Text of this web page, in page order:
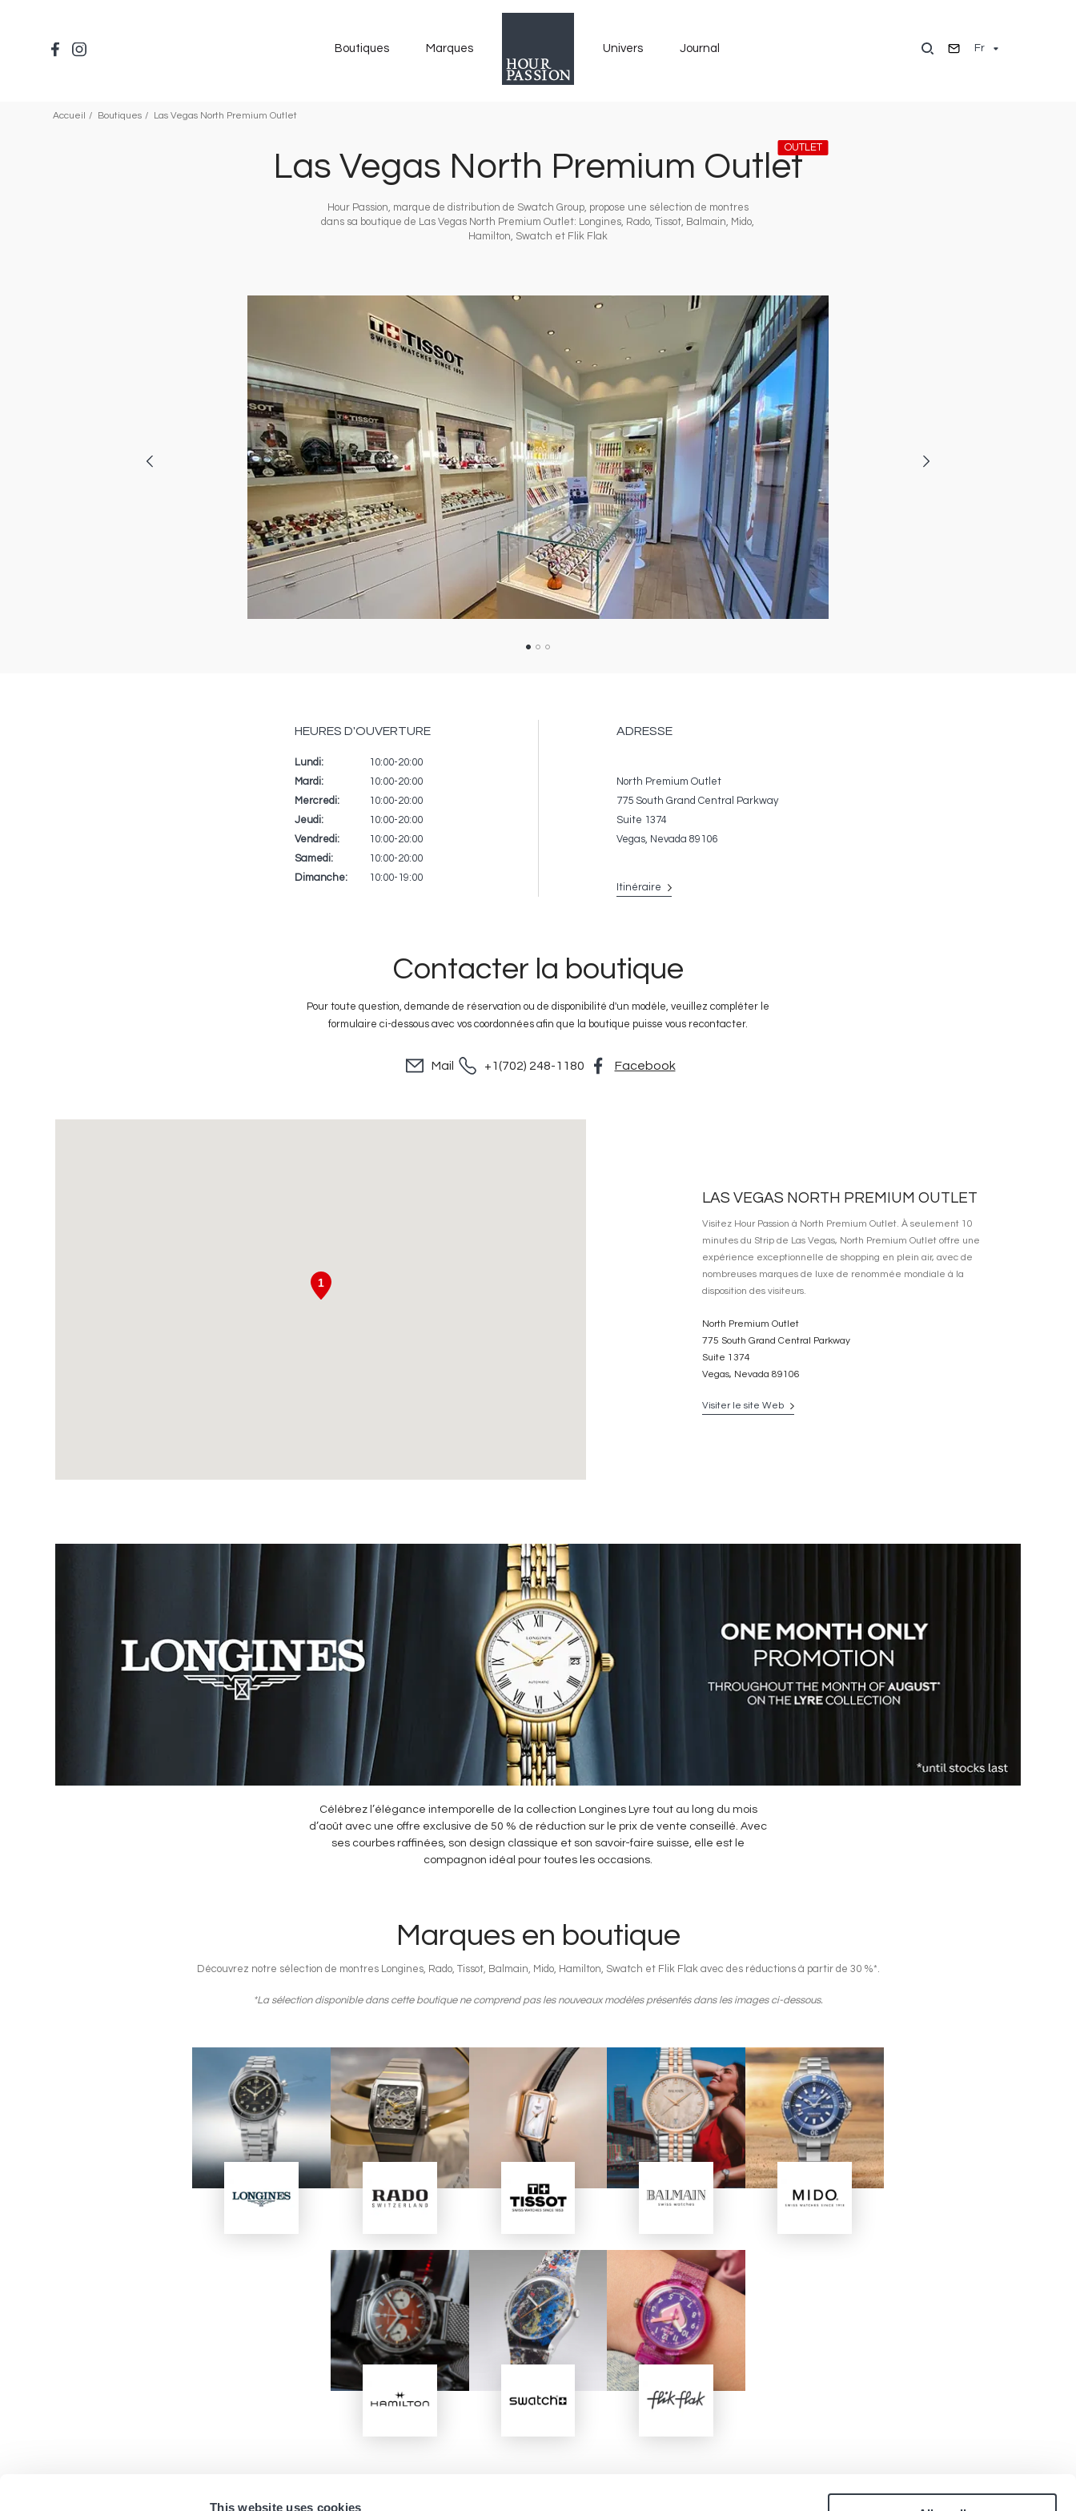
This website uses cookies
Fr
Boutiques Marques Univers Journal
Accueil Boutiques Las Vegas North Premium Outlet
Las Vegas North Premium Outlet
OUTLET
Hour Passion, marque de distribution de Swatch Group, propose une sélection de montres
dans sa boutique de Las Vegas North Premium Outlet: Longines, Rado, Tissot, Balmain, Mido,
Hamilton, Swatch et Flik Flak
HEURES D'OUVERTURE
Jour
Plage
horaire
Commentaire
Lundi:
10:00-20:00
Mardi:
10:00-20:00
Mercredi:
10:00-20:00
Jeudi:
10:00-20:00
Vendredi:
10:00-20:00
Samedi:
10:00-20:00
Dimanche:
10:00-19:00
ADRESSE
North Premium Outlet
775 South Grand Central Parkway
Suite 1374
Vegas, Nevada 89106
Itinéraire
Contacter la boutique
Pour toute question, demande de réservation ou de disponibilité d'un modèle, veuillez compléter le
formulaire ci-dessous avec vos coordonnées afin que la boutique puisse vous recontacter.
Mail +1(702) 248-1180 Facebook
LAS VEGAS NORTH PREMIUM OUTLET
Visitez Hour Passion à North Premium Outlet. À seulement 10
minutes du Strip de Las Vegas, North Premium Outlet offre une
expérience exceptionnelle de shopping en plein air, avec de
nombreuses marques de luxe de renommée mondiale à la
disposition des visiteurs.
North Premium Outlet
775 South Grand Central Parkway
Suite 1374
Vegas, Nevada 89106
Visiter le site Web
Célébrez l’élégance intemporelle de la collection Longines Lyre tout au long du mois
d’août avec une offre exclusive de 50 % de réduction sur le prix de vente conseillé. Avec
ses courbes raffinées, son design classique et son savoir-faire suisse, elle est le
compagnon idéal pour toutes les occasions.
Marques en boutique
Découvrez notre sélection de montres Longines, Rado, Tissot, Balmain, Mido, Hamilton, Swatch et Flik Flak avec des réductions à partir de 30 %*.
*La sélection disponible dans cette boutique ne comprend pas les nouveaux modèles présentés dans les images ci-dessous.
Image